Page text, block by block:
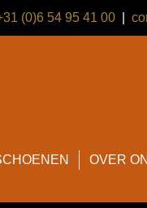
(0)6 54 95 41 00
OVER